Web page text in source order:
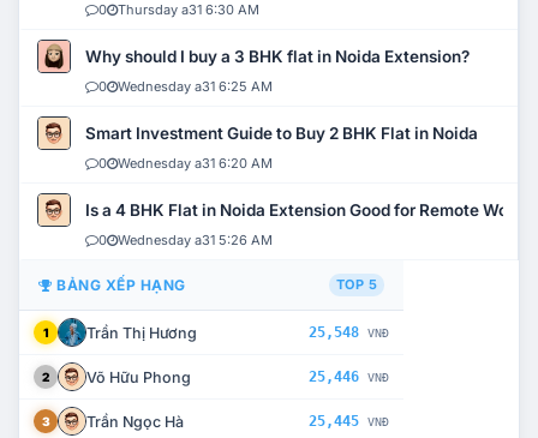
0 Thursday a31 6:30 AM
Why should I buy a 3 BHK flat in Noida Extension?
0 Wednesday a31 6:25 AM
Smart Investment Guide to Buy 2 BHK Flat in Noida
0 Wednesday a31 6:20 AM
Is a 4 BHK Flat in Noida Extension Good for Remote Work?
0 Wednesday a31 5:26 AM
BẢNG XẾP HẠNG TOP 5
1 Trần Thị Hương 25,548 VNĐ
2 Võ Hữu Phong 25,446 VNĐ
3 Trần Ngọc Hà 25,445 VNĐ